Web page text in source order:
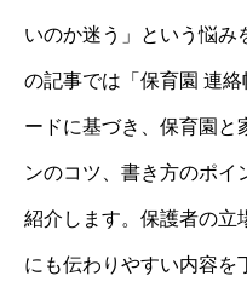
いのか迷う」という悩み
の記事では「保育園 連
ードに基づき、保育園と
ンのコツ、書き方のポイ
紹介します。保護者の立
にも伝わりやすい内容を